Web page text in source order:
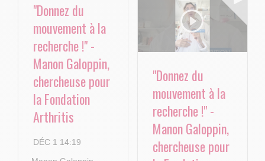
"Donnez du
mouvement à la
recherche !" -
Manon Galoppin,
chercheuse pour
la Fondation
Arthritis
DÉC 1 14:19
"Donnez du
mouvement à la
recherche !" -
Manon Galoppin,
chercheuse pour